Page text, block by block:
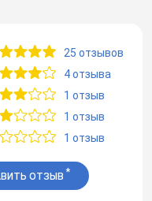
25 отзывов
4 отзыва
1 отзыв
1 отзыв
1 отзыв
ОТЗЫВ *